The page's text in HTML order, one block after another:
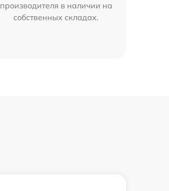
производителя в наличии на
собственных складах.